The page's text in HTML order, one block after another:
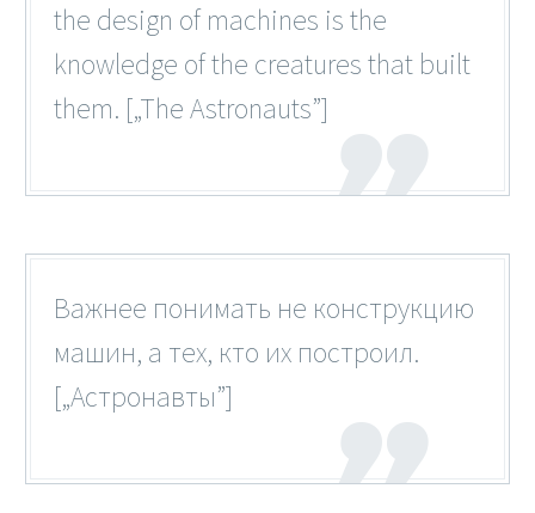
the design of machines is the
knowledge of the creatures that built
them. [„The Astronauts”]
Важнее понимать не конструкцию
машин, а тех, кто их построил.
[„Астронавты”]